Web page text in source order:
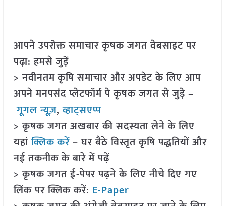
आपने उपरोक्त समाचार कृषक जगत वेबसाइट पर
पढ़ा: हमसे जुड़ें
> नवीनतम कृषि समाचार और अपडेट के लिए आप
अपने मनपसंद प्लेटफॉर्म पे कृषक जगत से जुड़े –
गूगल न्यूज़,व्हाट्सएप्प
> कृषक जगत अखबार की सदस्यता लेने के लिए
यहांक्लिक करें– घर बैठे विस्तृत कृषि पद्धतियों और
नई तकनीक के बारे में पढ़ें
> कृषक जगत ई-पेपर पढ़ने के लिए नीचे दिए गए
लिंक पर क्लिक करें: E-Paper